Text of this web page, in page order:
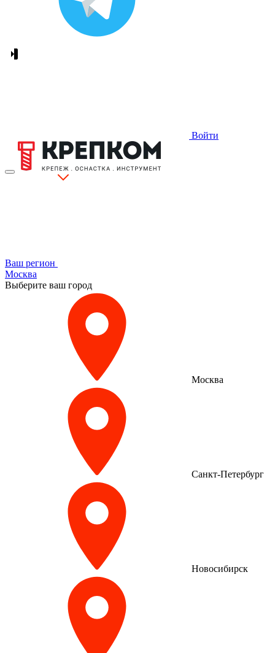
Войти
Ваш регион
Москва
Выберите ваш город
Москва
Санкт-Петербург
Новосибирск